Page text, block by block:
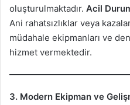
oluşturulmaktadır. Acil
Ani rahatsızlıklar veya
müdahale ekipmanları ve
hizmet vermektedir.
3. Modern Ekipman ve